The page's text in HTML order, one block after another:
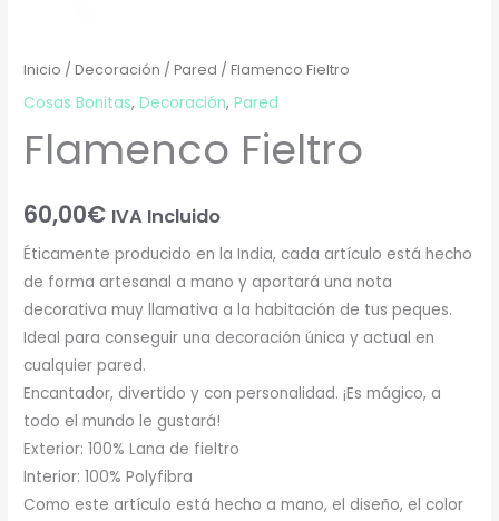
Inicio /Decoración /Pared / Flamenco Fieltro
Cosas Bonitas,Decoración,Pared
Flamenco Fieltro
60,00€ IVA Incluido
Éticamente producido en la India, cada artículo está hecho
de forma artesanal a mano y aportará una nota
decorativa muy llamativa a la habitación de tus peques.
Ideal para conseguir una decoración única y actual en
cualquier pared.
Encantador, divertido y con personalidad. ¡Es mágico, a
todo el mundo le gustará!
Exterior: 100% Lana de fieltro
Interior: 100% Polyfibra
Como este artículo está hecho a mano, el diseño, el color